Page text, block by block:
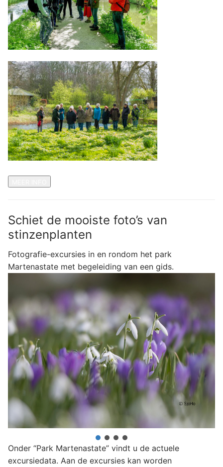
Schiet de mooiste foto’s van
stinzenplanten
Fotografie-excursies in en rondom het park
Martenastate met begeleiding van een gids.
Onder “Park Martenastate” vindt u de actuele
excursiedata. Aan de excursies kan worden